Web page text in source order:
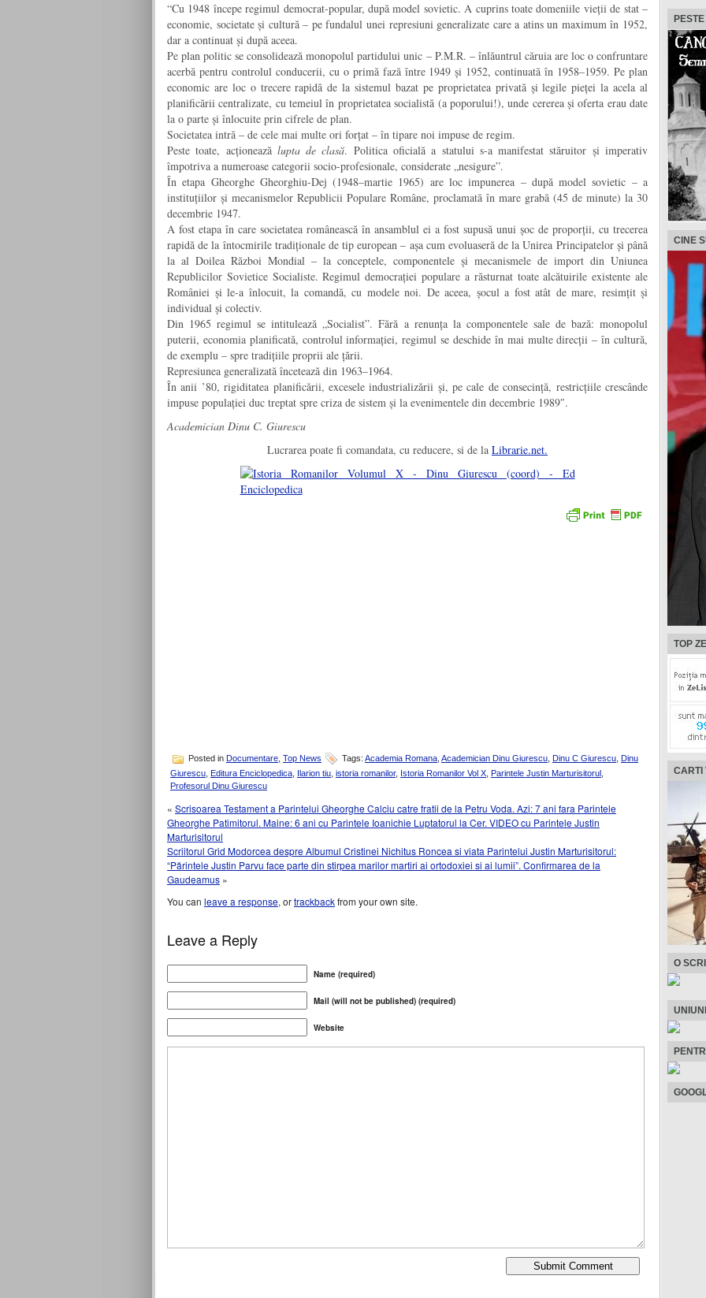
“Cu 1948 începe regimul democrat-popular, după model sovietic. A cuprins toate domeniile vieții de stat –
economie, societate și cultură – pe fundalul unei represiuni generalizate care a atins un maximum în 1952,
dar a continuat și după aceea.
Pe plan politic se consolidează monopolul partidului unic – P.M.R. – înlăuntrul căruia are loc o confruntare
acerbă pentru controlul conducerii, cu o primă fază între 1949 și 1952, continuată în 1958–1959. Pe plan
economic are loc o trecere rapidă de la sistemul bazat pe proprietatea privată și legile pieței la acela al
planificării centralizate, cu temeiul în proprietatea socialistă (a poporului!), unde cererea și oferta erau date
la o parte și înlocuite prin cifrele de plan.
Societatea intră – de cele mai multe ori forțat – în tipare noi impuse de regim.
Peste toate, acționează lupta de clasă. Politica oficială a statului s-a manifestat stăruitor și imperativ
împotriva a numeroase categorii socio-profesionale, considerate „nesigure”.
În etapa Gheorghe Gheorghiu-Dej (1948–martie 1965) are loc impunerea – după model sovietic – a
instituțiilor și mecanismelor Republicii Populare Române, proclamată în mare grabă (45 de minute) la 30
decembrie 1947.
A fost etapa în care societatea românească în ansamblul ei a fost supusă unui șoc de proporții, cu trecerea
rapidă de la întocmirile tradiționale de tip european – așa cum evoluaseră de la Unirea Principatelor și până
la al Doilea Război Mondial – la conceptele, componentele și mecanismele de import din Uniunea
Republicilor Sovietice Socialiste. Regimul democrației populare a răsturnat toate alcătuirile existente ale
României și le-a înlocuit, la comandă, cu modele noi. De aceea, șocul a fost atât de mare, resimțit și
individual și colectiv.
Din 1965 regimul se intitulează „Socialist”. Fără a renunța la componentele sale de bază: monopolul
puterii, economia planificată, controlul informației, regimul se deschide în mai multe direcții – în cultură,
de exemplu – spre tradițiile proprii ale țării.
Represiunea generalizată încetează din 1963–1964.
În anii ’80, rigiditatea planificării, excesele industrializării și, pe cale de consecință, restricțiile crescânde
impuse populației duc treptat spre criza de sistem și la evenimentele din decembrie 1989″.
Academician Dinu C. Giurescu
Lucrarea poate fi comandata, cu reducere, si de la Librarie.net.
Posted in Documentare Top News Tags: Academia Romana Academician Dinu Giurescu Dinu C Giurescu Dinu
Giurescu Editura Enciclopedica Ilarion tiu istoria romanilor, Istoria Romanilor Vol X Parintele Justin Marturisitorul
Profesorul Dinu Giurescu
« Scrisoarea Testament a Parintelui Gheorghe Calciu catre fratii de la Petru Voda. Azi: 7 ani fara Parintele
Gheorghe Patimitorul. Maine: 6 ani cu Parintele Ioanichie Luptatorul la Cer. VIDEO cu Parintele Justin
Marturisitorul
Scriitorul Grid Modorcea despre Albumul Cristinei Nichitus Roncea si viata Parintelui Justin Marturisitorul:
“Părintele Justin Parvu face parte din stirpea marilor martiri ai ortodoxiei si ai lumii”. Confirmarea de la
Gaudeamus »
You can leave a response, ortrackbackfrom your own site.
Leave a Reply
Name (required)
Mail (will not be published) (required)
Website
CINE
TOP
CARTI
O